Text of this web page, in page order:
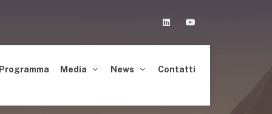
Linkedin
Media News Contatti